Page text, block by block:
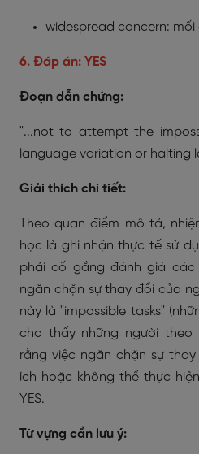
widespread concern:
6. Đáp án: YES
Đoạn dẫn chứng:
"...not to attempt the
language variation or halting
Giải thích chi tiết:
Theo quan điểm mô tả,
học là ghi nhận thực tế sử
phải cố gắng đánh giá
ngăn chặn sự thay đổi của
này là "impossible tasks"
cho thấy những người
rằng việc ngăn chặn sự
ích hoặc không thể thực
YES.
Từ vựng cần lưu ý: